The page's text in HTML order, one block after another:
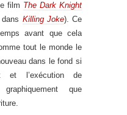
film The Dark Knight
Killing Joke). Ce
avant que cela
tout le monde le
dans le fond si
et l’exécution de
que